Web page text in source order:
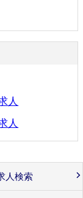
人
人
人検索